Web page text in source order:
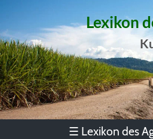
Lexikon
☰ Lexikon des